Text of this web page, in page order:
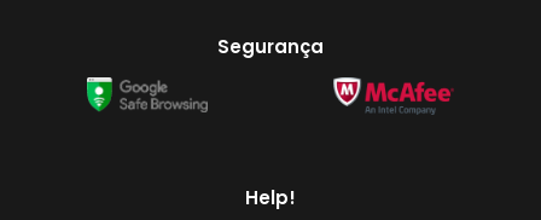
Segurança
Help!